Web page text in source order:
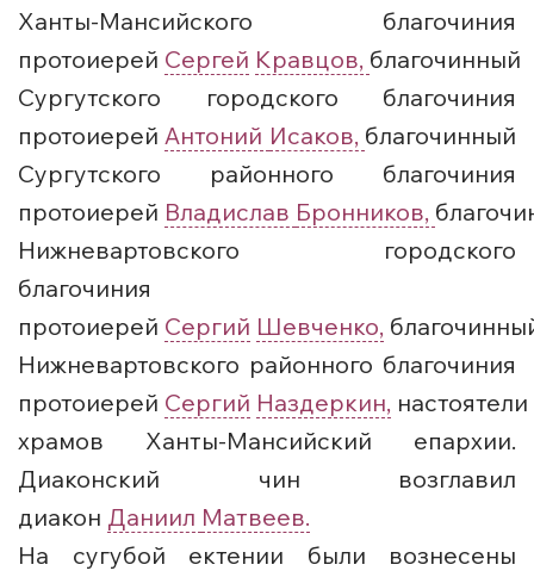
Ханты-Мансийского благочиния
протоиерей Сергей Кравцов, благочинный
Сургутского городского благочиния
протоиерейАнтоний Исаков, благочинный
Сургутского районного благочиния
протоиерей Владислав Бронников,
Нижневартовского городского
благочиния
протоиерей Сергий Шевченко,
Нижневартовского районного благочиния
протоиерей Сергий Наздеркин, настоятели
храмов Ханты-Мансийский епархии.
Диаконский чин возглавил
диакон Даниил Матвеев.
На сугубой ектении были вознесены